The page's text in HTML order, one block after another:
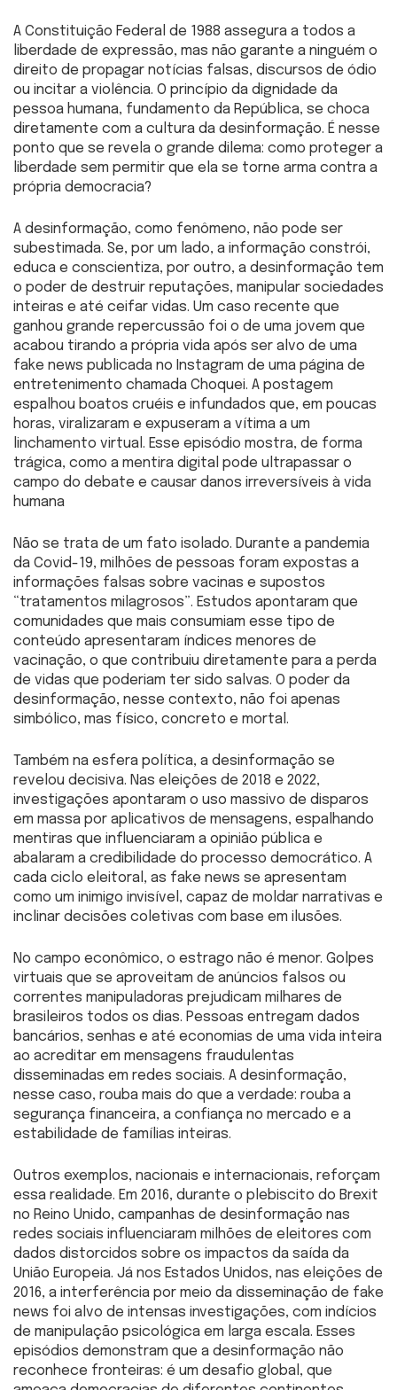
A Constituição Federal de 1988 assegura a todos a
liberdade de expressão, mas não garante a ninguém o
direito de propagar notícias falsas, discursos de ódio
ou incitar a violência. O princípio da dignidade da
pessoa humana, fundamento da República, se choca
diretamente com a cultura da desinformação. É nesse
ponto que se revela o grande dilema: como proteger a
liberdade sem permitir que ela se torne arma contra a
própria democracia?
A desinformação, como fenômeno, não pode ser
subestimada. Se, por um lado, a informação constrói,
educa e conscientiza, por outro, a desinformação tem
o poder de destruir reputações, manipular sociedades
inteiras e até ceifar vidas. Um caso recente que
ganhou grande repercussão foi o de uma jovem que
acabou tirando a própria vida após ser alvo de uma
fake news publicada no Instagram de uma página de
entretenimento chamada Choquei. A postagem
espalhou boatos cruéis e infundados que, em poucas
horas, viralizaram e expuseram a vítima a um
linchamento virtual. Esse episódio mostra, de forma
trágica, como a mentira digital pode ultrapassar o
campo do debate e causar danos irreversíveis à vida
humana
Não se trata de um fato isolado. Durante a pandemia
da Covid-19, milhões de pessoas foram expostas a
informações falsas sobre vacinas e supostos
“tratamentos milagrosos”. Estudos apontaram que
comunidades que mais consumiam esse tipo de
conteúdo apresentaram índices menores de
vacinação, o que contribuiu diretamente para a perda
de vidas que poderiam ter sido salvas. O poder da
desinformação, nesse contexto, não foi apenas
simbólico, mas físico, concreto e mortal.
Também na esfera política, a desinformação se
revelou decisiva. Nas eleições de 2018 e 2022,
investigações apontaram o uso massivo de disparos
em massa por aplicativos de mensagens, espalhando
mentiras que influenciaram a opinião pública e
abalaram a credibilidade do processo democrático. A
cada ciclo eleitoral, as fake news se apresentam
como um inimigo invisível, capaz de moldar narrativas e
inclinar decisões coletivas com base em ilusões.
No campo econômico, o estrago não é menor. Golpes
virtuais que se aproveitam de anúncios falsos ou
correntes manipuladoras prejudicam milhares de
brasileiros todos os dias. Pessoas entregam dados
bancários, senhas e até economias de uma vida inteira
ao acreditar em mensagens fraudulentas
disseminadas em redes sociais. A desinformação,
nesse caso, rouba mais do que a verdade: rouba a
segurança financeira, a confiança no mercado e a
estabilidade de famílias inteiras.
Outros exemplos, nacionais e internacionais, reforçam
essa realidade. Em 2016, durante o plebiscito do Brexit
no Reino Unido, campanhas de desinformação nas
redes sociais influenciaram milhões de eleitores com
dados distorcidos sobre os impactos da saída da
União Europeia. Já nos Estados Unidos, nas eleições de
2016, a interferência por meio da disseminação de fake
news foi alvo de intensas investigações, com indícios
de manipulação psicológica em larga escala. Esses
episódios demonstram que a desinformação não
reconhece fronteiras: é um desafio global, que